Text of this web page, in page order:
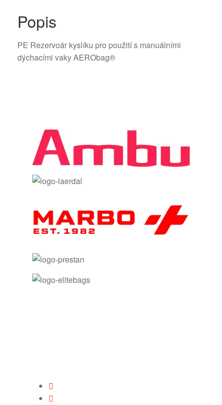
Popis
PE Rezervoár kyslíku pro použití s manuálními
dýchacími vaky AERObag®